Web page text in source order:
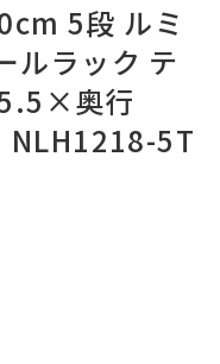
5段 ルミ
ルラック テ
奥行
5T